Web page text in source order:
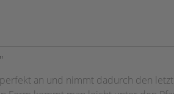
an und nimmt dadurch den